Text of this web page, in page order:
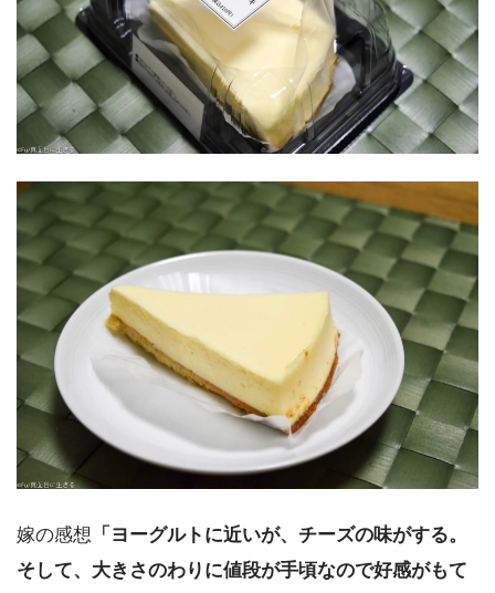
嫁の感想
「ヨーグルトに近いが、チーズの味がする。
そして、大きさのわりに値段が手頃なので好感がもて